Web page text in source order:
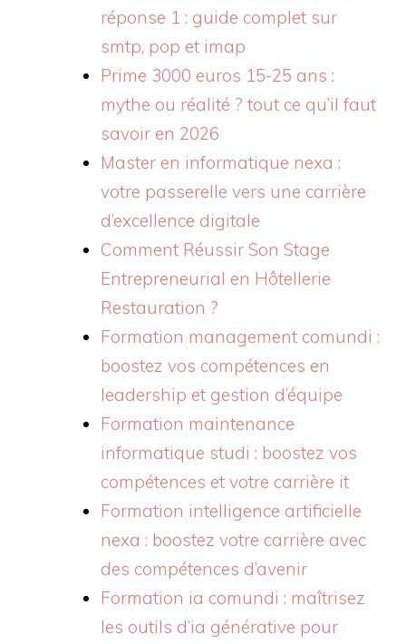
réponse 1 : guide complet sur
smtp, pop et imap
Prime 3000 euros 15-25 ans :
mythe ou réalité ? tout ce qu’il faut
savoir en 2026
Master en informatique nexa :
votre passerelle vers une carrière
d’excellence digitale
Comment Réussir Son Stage
Entrepreneurial en Hôtellerie
Restauration ?
Formation management comundi :
boostez vos compétences en
leadership et gestion d’équipe
Formation maintenance
informatique studi : boostez vos
compétences et votre carrière it
Formation intelligence artificielle
nexa : boostez votre carrière avec
des compétences d’avenir
Formation ia comundi : maîtrisez
les outils d’ia générative pour